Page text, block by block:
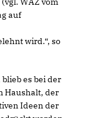
auf
wird.“, so
es bei der
Haushalt, der
Ideen der